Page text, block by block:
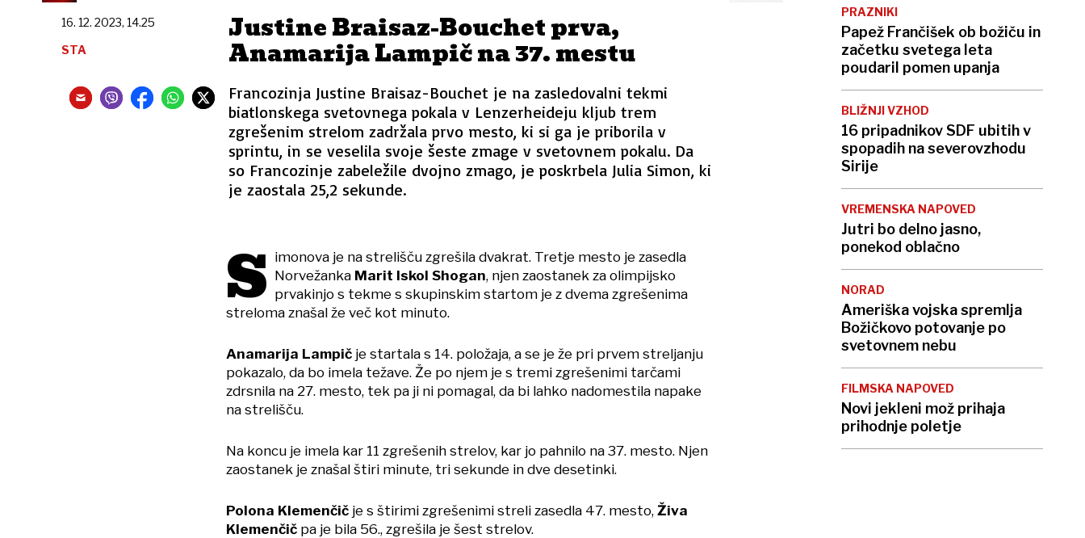
Justine Braisaz-Bouchet prva,
Anamarija Lampič na 37. mestu
Francozinja Justine Braisaz-Bouchet je na zasledovalni tekmi
biatlonskega svetovnega pokala v Lenzerheideju kljub trem
zgrešenim strelom zadržala prvo mesto, ki si ga je priborila v
sprintu, in se veselila svoje šeste zmage v svetovnem pokalu. Da
so Francozinje zabeležile dvojno zmago, je poskrbela Julia Simon, ki
je zaostala 25,2 sekunde.
16. 12. 2023, 14.25
STA
S imonova je na strelišču zgrešila dvakrat. Tretje mesto je zasedla
Norvežanka Marit Iskol Shogan, njen zaostanek za olimpijsko
prvakinjo s tekme s skupinskim startom je z dvema zgrešenima
streloma znašal že več kot minuto.
Anamarija Lampič je startala s 14. položaja, a se je že pri prvem streljanju
pokazalo, da bo imela težave. Že po njem je s tremi zgrešenimi tarčami
zdrsnila na 27. mesto, tek pa ji ni pomagal, da bi lahko nadomestila napake
na strelišču.
Na koncu je imela kar 11 zgrešenih strelov, kar jo pahnilo na 37. mesto. Njen
zaostanek je znašal štiri minute, tri sekunde in dve desetinki.
Polona Klemenčič je s štirimi zgrešenimi streli zasedla 47. mesto, Živa
Klemenčič pa je bila 56., zgrešila je šest strelov.
PRAZNIKI
Papež Frančišek ob božiču in
začetku svetega leta
poudaril pomen upanja
BLIŽNJI VZHOD
16 pripadnikov SDF ubitih v
spopadih na severovzhodu
Sirije
VREMENSKA NAPOVED
Jutri bo delno jasno,
ponekod oblačno
NORAD
Ameriška vojska spremlja
Božičkovo potovanje po
svetovnem nebu
FILMSKA NAPOVED
Novi jekleni mož prihaja
prihodnje poletje